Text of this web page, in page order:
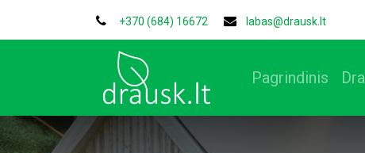
+370 (684) 16672 labas@drausk.lt
Pagrindinis